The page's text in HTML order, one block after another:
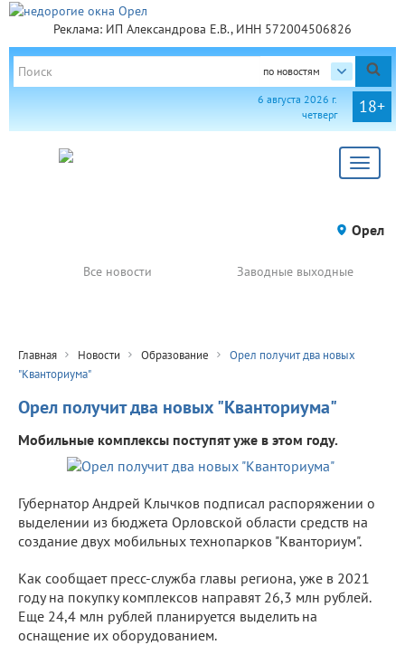
Реклама: ИП Александрова Е.В., ИНН 572004506826
по новостям
18+
6 августа 2026 г.
четверг
Toggle
Орел
Все новости Заводные выходные
Главная Новости Образование
Орел получит два новых
"Кванториума"
Орел получит два новых "Кванториума"
Мобильные комплексы поступят уже в этом году.
Губернатор Андрей Клычков подписал распоряжении о
выделении из бюджета Орловской области средств на
создание двух мобильных технопарков "Кванториум".
Как сообщает пресс-служба главы региона, уже в 2021
году на покупку комплексов направят 26,3 млн рублей.
Еще 24,4 млн рублей планируется выделить на
оснащение их оборудованием.